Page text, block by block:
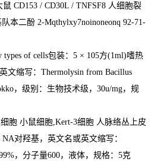
鼠 CD153 / CD30L / TNFSF8 人细胞裂
队本二酚 2-Mqthylxy7noinoneonq 92-71-
types of cells包装： 5 × 105方(1ml) 嗜热
文缩写： Thermolysin from Bacillus
，级别：生物技术级， 30u/mg，规
胞 小鼠细胞 ,Kert-3细胞 人脉络丛上皮
NA对羟基，英文名或英文缩写：
，分子量600，液体，规格： 5克